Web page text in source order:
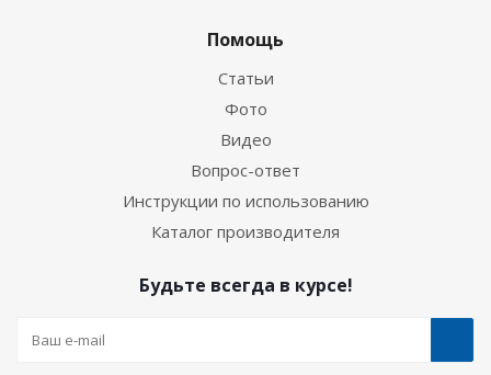
Помощь
Статьи
Фото
Видео
Вопрос-ответ
Инструкции по использованию
Каталог производителя
Будьте всегда в курсе!